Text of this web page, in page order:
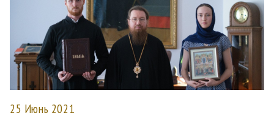
25 Июнь 2021